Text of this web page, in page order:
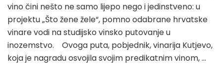
vino čini nešto ne samo lijepo nego i jedinstveno: u
projektu „Što žene žele“, pomno odabrane hrvatske
vinare vodi na studijsko vinsko putovanje u
inozemstvo. Ovoga puta, pobjednik, vinarija Kutjevo,
koja je nagradu osvojila svojim predikatnim vinom, …